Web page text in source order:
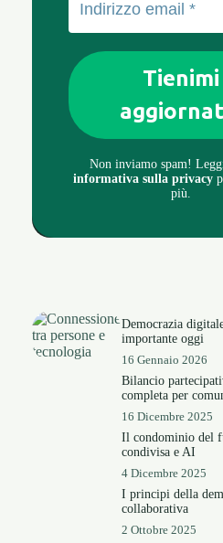
Non inviamo spam!
informativa sulla privacy
più.
Democrazia
importante oggi
16 Gennaio 2026
Bilancio
completa per
16 Dicembre 2025
Il condominio del
condivisa e AI
4 Dicembre 2025
I principi della
collaborativa
2 Ottobre 2025